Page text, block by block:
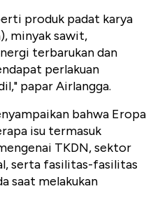
produk padat karya
minyak sawit,
terbarukan dan
perlakuan
papar Airlangga.
bahwa Eropa
isu termasuk
TKDN, sektor
serta fasilitas-fasilitas
saat melakukan